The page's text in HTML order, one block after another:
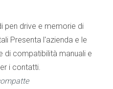
pen drive e memorie di
Presenta l'azienda e le
di compatibilità manuali e
i contatti.